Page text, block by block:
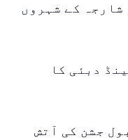
کے شہروں
دبئی کا
جشن کی آتش